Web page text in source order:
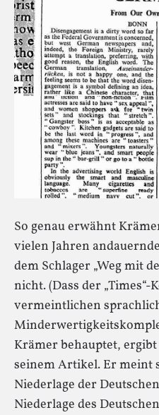
So genau erwähnt
vielen Jahren
dem Schlager „Weg mit
nicht. (Dass der
vermeintlichen
Krämer behauptet,
seinem Artikel. Er meint
Niederlage der
Niederlage des